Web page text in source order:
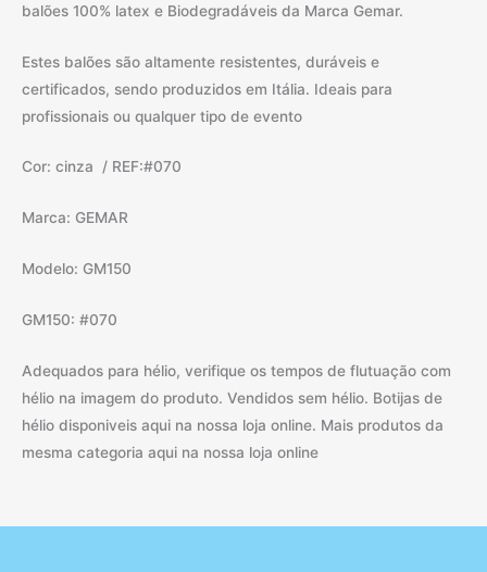
balões 100% latex e Biodegradáveis da Marca Gemar.
Estes balões são altamente resistentes, duráveis e
certificados, sendo produzidos em Itália. Ideais para
profissionais ou qualquer tipo de evento
Cor: cinza / REF:#070
Marca: GEMAR
Modelo: GM150
GM150: #070
Adequados para hélio, verifique os tempos de flutuação com
hélio na imagem do produto. Vendidos sem hélio. Botijas de
hélio disponiveis aqui na nossa loja online. Mais produtos da
mesma categoria aqui na nossa loja online